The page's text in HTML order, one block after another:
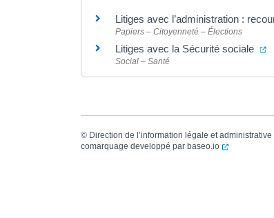
Litiges avec l’administration :
Papiers – Citoyenneté – Élections
Litiges avec la Sécurité sociale
Social – Santé
© Direction de l’information légale et administrative
comarquage developpé par baseo.io (ouverture